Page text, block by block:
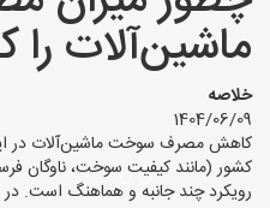
ماشین‌آلات
خلاصه
1404/06/09
کاهش مصرف سوخت ماشین‌آلات در
کشور (مانند کیفیت سوخت، ناوگان
رویکرد چند جانبه و هماهنگ است. در